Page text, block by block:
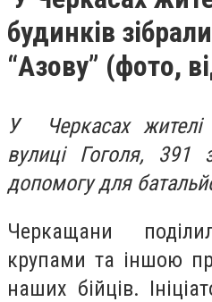
будинків
“Азову” (фото,
У Черкасах жителі
вулиці Гоголя, 391
допомогу для
Черкащани
крупами та іншою
наших бійців.